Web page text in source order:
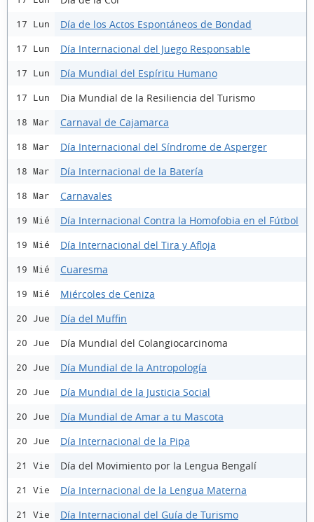
17 Lun Día de los Actos Espontáneos de Bondad
17 Lun Día Internacional del Juego Responsable
17 Lun Día Mundial del Espíritu Humano
17 Lun Dia Mundial de la Resiliencia del Turismo
18 Mar Carnaval de Cajamarca
18 Mar Día Internacional del Síndrome de Asperger
18 Mar Día Internacional de la Batería
18 Mar Carnavales
19 Mié Día Internacional Contra la Homofobia en el Fútbol
19 Mié Día Internacional del Tira y Afloja
19 Mié Cuaresma
19 Mié Miércoles de Ceniza
20 Jue Día del Muffin
20 Jue Día Mundial del Colangiocarcinoma
20 Jue Día Mundial de la Antropología
20 Jue Día Mundial de la Justicia Social
20 Jue Día Mundial de Amar a tu Mascota
20 Jue Día Internacional de la Pipa
21 Vie Día del Movimiento por la Lengua Bengalí
21 Vie Día Internacional de la Lengua Materna
21 Vie Día Internacional del Guía de Turismo